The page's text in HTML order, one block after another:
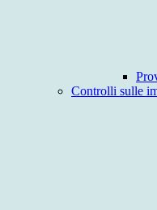
Controlli sulle